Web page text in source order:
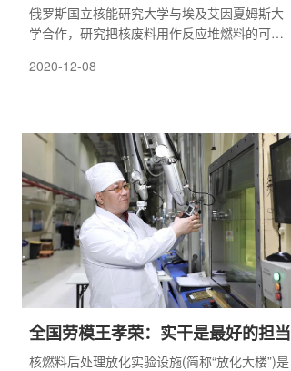
俄罗斯国立核能研究大学与埃及艾因夏姆斯大
学合作，研究把核废料用作反应堆燃料的可能
2020-12-08
全国劳模王孝荣：实干是最好的担当
核燃料后处理放化实验设施(简称“放化大楼”)是